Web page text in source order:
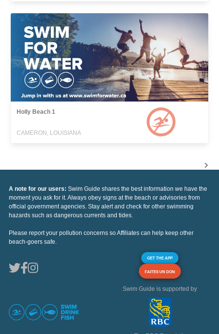
Holly Beach 1
CAMERON, LOUISIANA
A note for our users: Swim Guide shares the best information we have the
moment you ask for it. Always obey signs at the beach or advisories from
official government agencies. Stay alert and check for other swimming
hazards such as dangerous currents and tides.
Please report your pollution concerns so Affiliates can help keep other
beach-goers safe.
GET THE APP
FAITES UN DON
Swim Guide is supported by